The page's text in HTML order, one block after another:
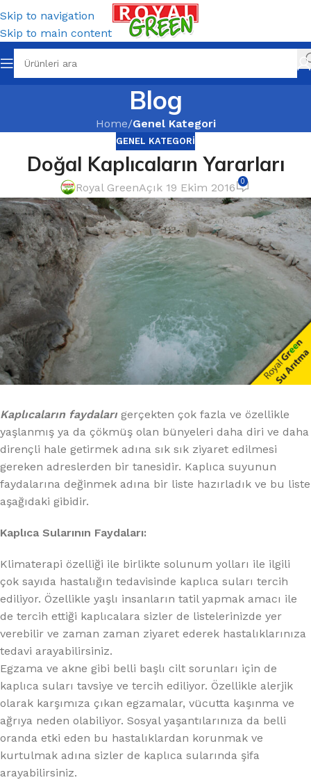
Skip to navigation
Skip to main content
Blog
Home/Genel Kategori
GENEL KATEGORI
Doğal Kaplıcaların Yararları
Royal GreenAçık 19 Ekim 2016 0
Kaplıcaların faydaları gerçekten çok fazla ve özellikle
yaşlanmış ya da çökmüş olan bünyeleri daha diri ve daha
dirençli hale getirmek adına sık sık ziyaret edilmesi
gereken adreslerden bir tanesidir. Kaplıca suyunun
faydalarına değinmek adına bir liste hazırladık ve bu liste
aşağıdaki gibidir.
Kaplıca Sularının Faydaları:
Klimaterapi özelliği ile birlikte solunum yolları ile ilgili
çok sayıda hastalığın tedavisinde kaplıca suları tercih
ediliyor. Özellikle yaşlı insanların tatil yapmak amacı ile
de tercih ettiği kaplıcalara sizler de listelerinizde yer
verebilir ve zaman zaman ziyaret ederek hastalıklarınıza
tedavi arayabilirsiniz.
Egzama ve akne gibi belli başlı cilt sorunları için de
kaplıca suları tavsiye ve tercih ediliyor. Özellikle alerjik
olarak karşımıza çıkan egzamalar, vücutta kaşınma ve
ağrıya neden olabiliyor. Sosyal yaşantılarınıza da belli
oranda etki eden bu hastalıklardan korunmak ve
kurtulmak adına sizler de kaplıca sularında şifa
arayabilirsiniz.